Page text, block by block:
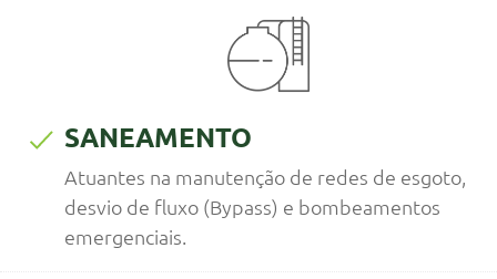
SANEAMENTO
Atuantes na manutenção de redes de esgoto,
desvio de fluxo (Bypass) e bombeamentos
emergenciais.